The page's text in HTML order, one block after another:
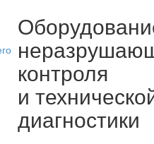
контроля
и
диагностики